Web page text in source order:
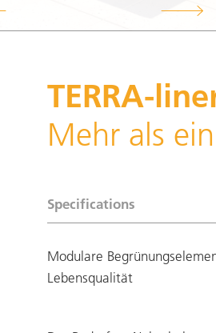
TERRA-
Mehr als
Specifications
Modulare
Lebensqualität